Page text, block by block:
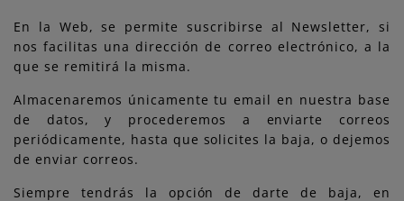
En la Web, se permite suscribirse al Newsletter, si
nos facilitas una dirección de correo electrónico, a la
que se remitirá la misma.
Almacenaremos únicamente tu email en nuestra base
de datos, y procederemos a enviarte correos
periódicamente, hasta que solicites la baja, o dejemos
de enviar correos.
Siempre tendrás la opción de darte de baja, en